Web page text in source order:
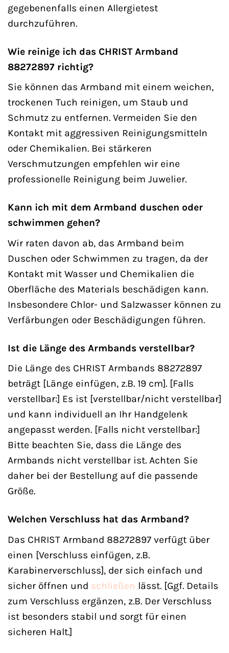
gegebenenfalls einen Allergietest
durchzuführen.
Wie reinige ich das CHRIST Armband
88272897 richtig?
Sie können das Armband mit einem weichen,
trockenen Tuch reinigen, um Staub und
Schmutz zu entfernen. Vermeiden Sie den
Kontakt mit aggressiven Reinigungsmitteln
oder Chemikalien. Bei stärkeren
Verschmutzungen empfehlen wir eine
professionelle Reinigung beim Juwelier.
Kann ich mit dem Armband duschen oder
schwimmen gehen?
Wir raten davon ab, das Armband beim
Duschen oder Schwimmen zu tragen, da der
Kontakt mit Wasser und Chemikalien die
Oberfläche des Materials beschädigen kann.
Insbesondere Chlor- und Salzwasser können zu
Verfärbungen oder Beschädigungen führen.
Ist die Länge des Armbands verstellbar?
Die Länge des CHRIST Armbands 88272897
beträgt [Länge einfügen, z.B. 19 cm]. [Falls
verstellbar:] Es ist [verstellbar/nicht verstellbar]
und kann individuell an Ihr Handgelenk
angepasst werden. [Falls nicht verstellbar:]
Bitte beachten Sie, dass die Länge des
Armbands nicht verstellbar ist. Achten Sie
daher bei der Bestellung auf die passende
Größe.
Welchen Verschluss hat das Armband?
Das CHRIST Armband 88272897 verfügt über
einen [Verschluss einfügen, z.B.
Karabinerverschluss], der sich einfach und
sicher öffnen und schließen lässt. [Ggf. Details
zum Verschluss ergänzen, z.B. Der Verschluss
ist besonders stabil und sorgt für einen
sicheren Halt.]